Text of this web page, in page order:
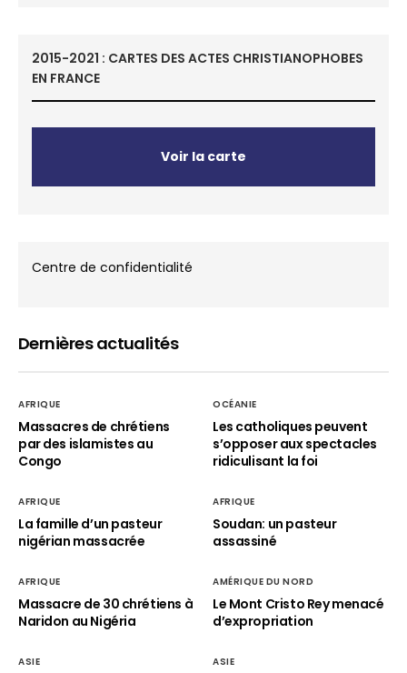
2015-2021 : CARTES DES ACTES CHRISTIANOPHOBES
EN FRANCE
Voir la carte
Centre de confidentialité
Dernières actualités
AFRIQUE
Massacres de chrétiens
par des islamistes au
Congo
OCÉANIE
Les catholiques peuvent
s’opposer aux spectacles
ridiculisant la foi
AFRIQUE
La famille d’un pasteur
nigérian massacrée
AFRIQUE
Soudan: un pasteur
assassiné
AFRIQUE
Massacre de 30 chrétiens à
Naridon au Nigéria
AMÉRIQUE DU NORD
Le Mont Cristo Rey menacé
d’expropriation
ASIE ASIE